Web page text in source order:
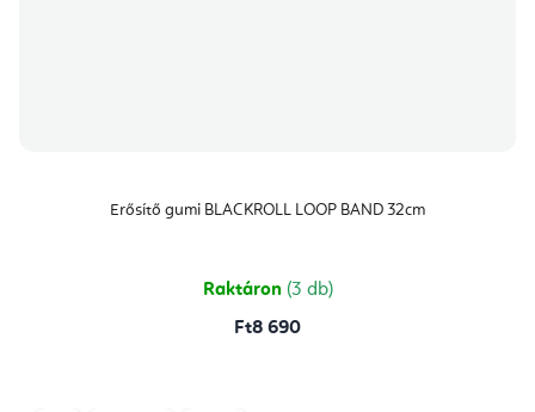
Erősítő gumi BLACKROLL LOOP BAND 32cm
Raktáron (3 db)
Ft8 690